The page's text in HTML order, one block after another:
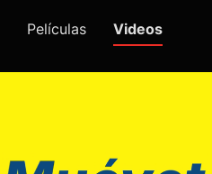
Películas Videos